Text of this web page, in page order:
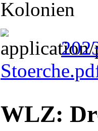
Kolonien
WLZ: